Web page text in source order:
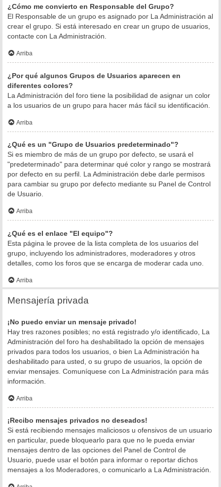
¿Cómo me convierto en Responsable del Grupo?
El Responsable de un grupo es asignado por La Administración al
crear el grupo. Si está interesado en crear un grupo de usuarios,
contacte con La Administración.
Arriba
¿Por qué algunos Grupos de Usuarios aparecen en
diferentes colores?
La Administración del foro tiene la posibilidad de asignar un color
a los usuarios de un grupo para hacer más fácil su identificación.
Arriba
¿Qué es un "Grupo de Usuarios predeterminado"?
Si es miembro de más de un grupo por defecto, se usará el
"predeterminado" para determinar qué color y rango se mostrará
por defecto en su perfil. La Administración debe darle permisos
para cambiar su grupo por defecto mediante su Panel de Control
de Usuario.
Arriba
¿Qué es el enlace "El equipo"?
Esta página le provee de la lista completa de los usuarios del
grupo, incluyendo los administradores, moderadores y otros
detalles, como los foros que se encarga de moderar cada uno.
Arriba
Mensajería privada
¡No puedo enviar un mensaje privado!
Hay tres razones posibles; no está registrado y/o identificado, La
Administración del foro ha deshabilitado la opción de mensajes
privados para todos los usuarios, o bien La Administración ha
deshabilitado para usted, o su grupo de usuarios, la opción de
enviar mensajes. Comuníquese con La Administración para más
información.
Arriba
¡Recibo mensajes privados no deseados!
Si está recibiendo mensajes maliciosos u ofensivos de un usuario
en particular, puede bloquearlo para que no le pueda enviar
mensajes dentro de las opciones del Panel de Control de
Usuario, puede usar el botón para informar o reportar dichos
mensajes a los Moderadores, o comunicarlo a La Administración.